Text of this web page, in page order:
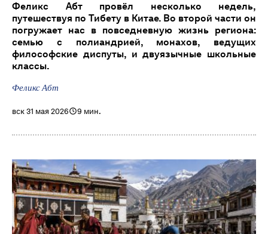
Феликс Абт провёл несколько недель,
путешествуя по Тибету в Китае. Во второй части он
погружает нас в повседневную жизнь региона:
семью с полиандрией, монахов, ведущих
философские диспуты, и двуязычные школьные
классы.
Феликс Абт
вск 31 мая 2026 9 мин.